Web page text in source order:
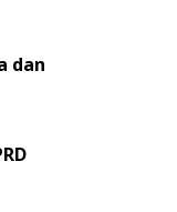
dan